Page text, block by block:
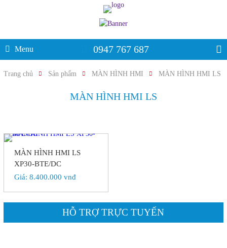
Menu 0947 767 687
Trang chủ Sản phẩm MÀN HÌNH HMI MÀN HÌNH HMI LS
MÀN HÌNH HMI LS
MÀN HÌNH HMI LS
XP30-BTE/DC
Giá: 8.400.000 vnđ
HỖ TRỢ TRỰC TUYẾN